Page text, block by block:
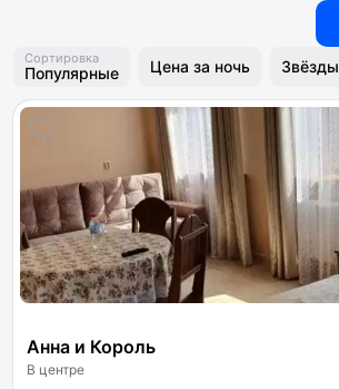
Сортировка
Популярные Цена за ночь Звёзды
Анна и Король
В центре